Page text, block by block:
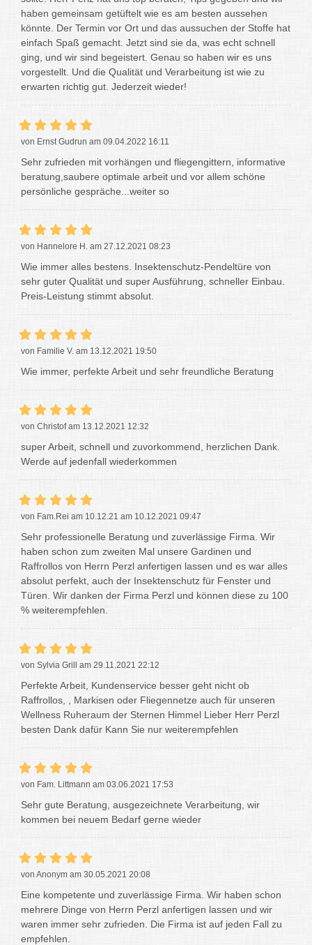
haben gemeinsam getüftelt wie es am besten aussehen
könnte. Der Termin vor Ort und das aussuchen der Stoffe hat
einfach Spaß gemacht. Jetzt sind sie da, was echt schnell
ging, und wir sind begeistert. Genau so haben wir es uns
vorgestellt. Und die Qualität und Verarbeitung ist wie zu
erwarten richtig gut. Jederzeit wieder!
von Ernst Gudrun am 09.04.2022 16:11
Sehr zufrieden mit vorhängen und fliegengittern, informative
beratung,saubere optimale arbeit und vor allem schöne
persönliche gespräche...weiter so
von Hannelore H. am 27.12.2021 08:23
Wie immer alles bestens. Insektenschutz-Pendeltüre von
sehr guter Qualität und super Ausführung, schneller Einbau.
Preis-Leistung stimmt absolut.
von Familie V. am 13.12.2021 19:50
Wie immer, perfekte Arbeit und sehr freundliche Beratung
von Christof am 13.12.2021 12:32
super Arbeit, schnell und zuvorkommend, herzlichen Dank.
Werde auf jedenfall wiederkommen
von Fam.Rei am 10.12.21 am 10.12.2021 09:47
Sehr professionelle Beratung und zuverlässige Firma. Wir
haben schon zum zweiten Mal unsere Gardinen und
Raffrollos von Herrn Perzl anfertigen lassen und es war alles
absolut perfekt, auch der Insektenschutz für Fenster und
Türen. Wir danken der Firma Perzl und können diese zu 100
% weiterempfehlen.
von Sylvia Grill am 29.11.2021 22:12
Perfekte Arbeit, Kundenservice besser geht nicht ob
Raffrollos, , Markisen oder Fliegennetze auch für unseren
Wellness Ruheraum der Sternen Himmel Lieber Herr Perzl
besten Dank dafür Kann Sie nur weiterempfehlen
von Fam. Littmann am 03.06.2021 17:53
Sehr gute Beratung, ausgezeichnete Verarbeitung, wir
kommen bei neuem Bedarf gerne wieder
von Anonym am 30.05.2021 20:08
Eine kompetente und zuverlässige Firma. Wir haben schon
mehrere Dinge von Herrn Perzl anfertigen lassen und wir
waren immer sehr zufrieden. Die Firma ist auf jeden Fall zu
empfehlen.